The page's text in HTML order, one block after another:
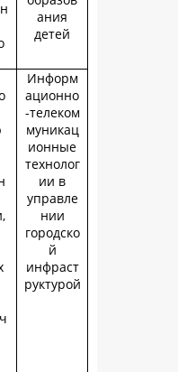
ания
детей
Информ
ационно
-телеком
муникац
ионные
технолог
ии в
управле
нии
городско
й
инфраст
руктурой